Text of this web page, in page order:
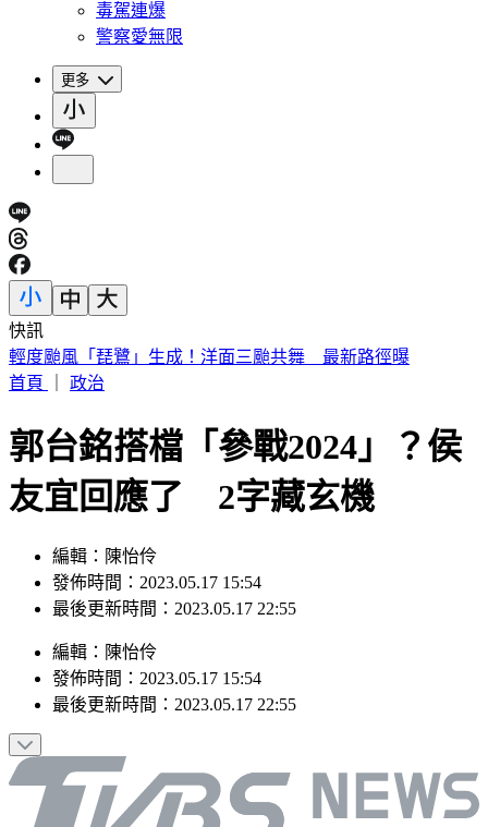
毒駕連爆
警察愛無限
更多
快訊
6點到了！打開電視TVBS42台，跟韓國同步LIVE看愛豆夏日
歌謠大戰
郭台銘搭檔「參戰2024」？侯
友宜回應了 2字藏玄機
編輯：陳怡伶
發佈時間：2023.05.17 15:54
編輯：陳怡伶
發佈時間：2023.05.17 15:54